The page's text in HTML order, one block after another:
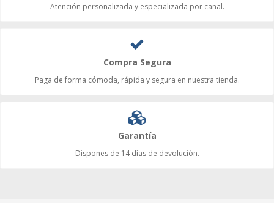
Atención personalizada y especializada por canal.
Compra Segura
Paga de forma cómoda, rápida y segura en nuestra tienda.
Garantía
Dispones de 14 días de devolución.